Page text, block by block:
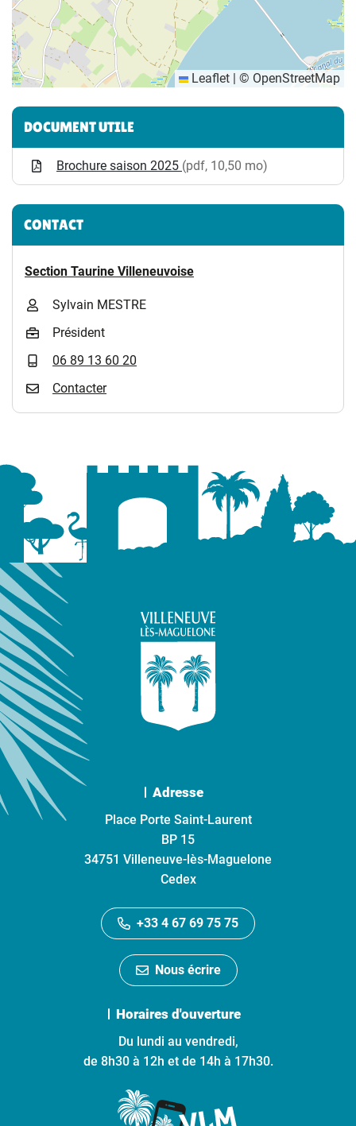
Leaflet | © OpenStreetMap
Informations complémentaires
DOCUMENT UTILE
Brochure saison 2025 (pdf, 10,50 mo)
CONTACT
Section Taurine Villeneuvoise
Sylvain MESTRE
Président
06 89 13 60 20
Contacter
Adresse
Place Porte Saint-Laurent
BP 15
34751 Villeneuve-lès-Maguelone
Cedex
+33 4 67 69 75 75
Nous écrire
Horaires d'ouverture
Du lundi au vendredi,
de 8h30 à 12h et de 14h à 17h30.